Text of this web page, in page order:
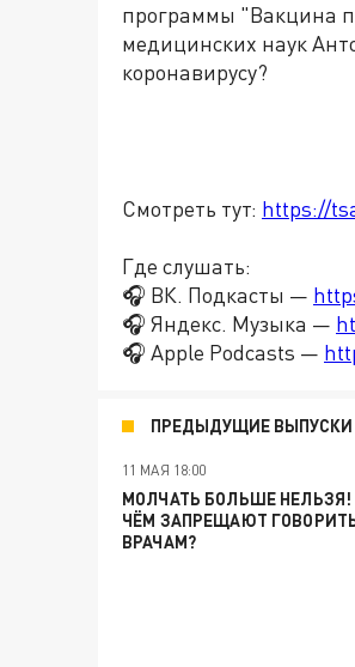
программы "Вакцина
медицинских наук
коронавирусу?
Смотреть тут: https://
Где слушать:
🎧 ВК. Подкасты —
🎧 Яндекс. Музыка —
🎧 Apple Podcasts —
ПРЕДЫДУЩИЕ ВЫПУСКИ
11 МАЯ 18:00
МОЛЧАТЬ БОЛЬШЕ НЕЛЬЗЯ!
ЧЁМ ЗАПРЕЩАЮТ
ВРАЧАМ?